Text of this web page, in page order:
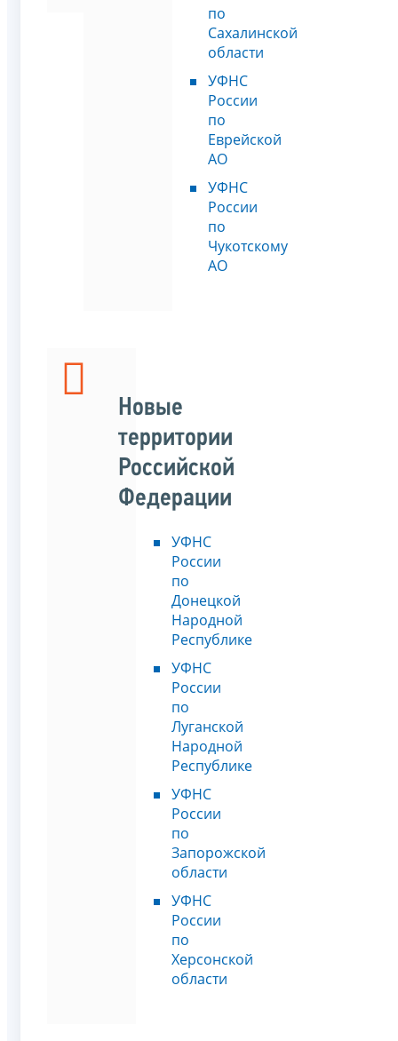
по
Сахалинской
области
УФНС
России
по
Еврейской
АО
УФНС
России
по
Чукотскому
АО
Новые
территории
Российской
Федерации
УФНС
России
по
Донецкой
Народной
Республике
УФНС
России
по
Луганской
Народной
Республике
УФНС
России
по
Запорожской
области
УФНС
России
по
Херсонской
области